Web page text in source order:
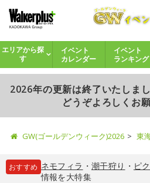
エリアから探
す
イベント
カレンダー
イベント
ランキング
2026年の更新は終了いたしま
どうぞよろしくお
GW(ゴールデンウィーク)2026 東
おすすめ ネモフィラ ・ 潮干狩り ・ ピ
情報を大特集